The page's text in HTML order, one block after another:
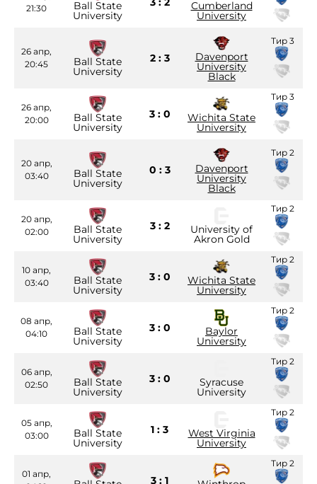
21:30
Ball State
University
Cumberland
University
26 апр,
20:45
Ball State
University
2 : 3 Davenport
University
Black
Тир 3
26 апр,
20:00
Ball State
University
3 : 0 Wichita State
University
Тир 3
20 апр,
03:40
Ball State
University
0 : 3 Davenport
University
Black
Тир 2
20 апр,
02:00
Ball State
University
3 : 2 University of
Akron Gold
Тир 2
10 апр,
03:40
Ball State
University
3 : 0 Wichita State
University
Тир 2
08 апр,
04:10
Ball State
University
3 : 0 Baylor
University
Тир 2
06 апр,
02:50
Ball State
University
3 : 0 Syracuse
University
Тир 2
05 апр,
03:00
Ball State
University
1 : 3 West Virginia
University
Тир 2
01 апр,
3 : 1
Тир 2